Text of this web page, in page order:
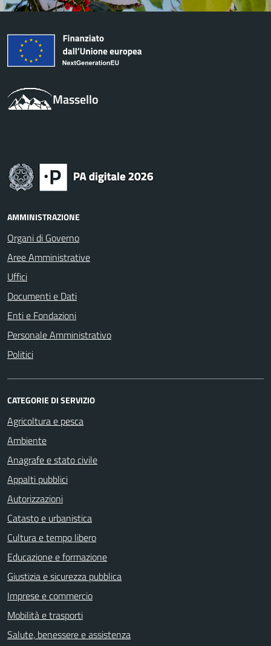
Massello
AMMINISTRAZIONE
Organi di Governo
Aree Amministrative
Uffici
Documenti e Dati
Enti e Fondazioni
Personale Amministrativo
Politici
CATEGORIE DI SERVIZIO
Agricoltura e pesca
Ambiente
Anagrafe e stato civile
Appalti pubblici
Autorizzazioni
Catasto e urbanistica
Cultura e tempo libero
Educazione e formazione
Giustizia e sicurezza pubblica
Imprese e commercio
Mobilità e trasporti
Salute, benessere e assistenza